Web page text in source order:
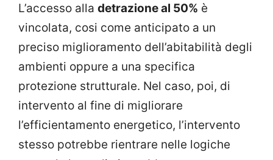
L’accesso alla detrazione al 50% è
vincolata, cosi come anticipato a un
preciso miglioramento dell’abitabilità degli
ambienti oppure a una specifica
protezione strutturale. Nel caso, poi, di
intervento al fine di migliorare
l’efficientamento energetico, l’intervento
stesso potrebbe rientrare nelle logiche